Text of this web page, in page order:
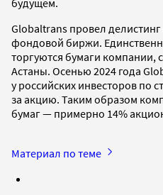
Globaltrans провел
фондовой биржи.
торгуются бумаги
Астаны. Осенью 2024 года
у российских инвесторов по
за акцию. Таким образом
бумаг — примерно 14%
Материал по теме